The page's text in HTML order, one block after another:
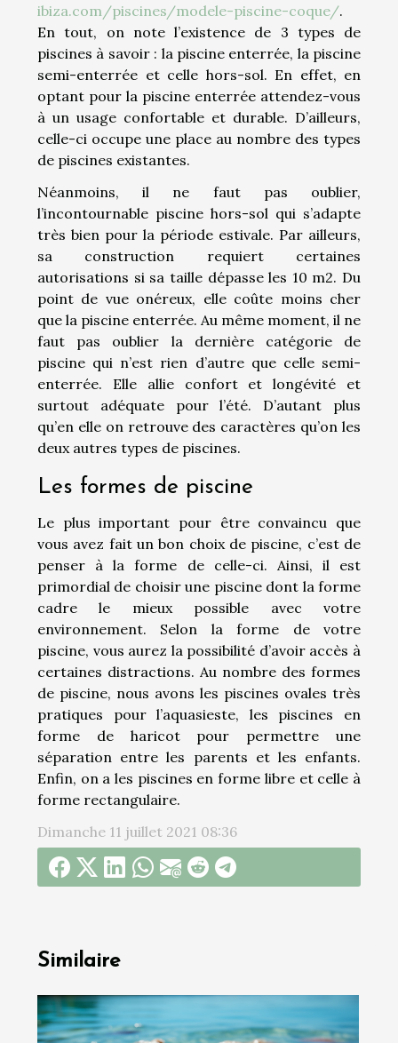
ibiza.com/piscines/modele-piscine-coque/.
En tout, on note l’existence de 3 types de
piscines à savoir : la piscine enterrée, la piscine
semi-enterrée et celle hors-sol. En effet, en
optant pour la piscine enterrée attendez-vous
à un usage confortable et durable. D’ailleurs,
celle-ci occupe une place au nombre des types
de piscines existantes.
Néanmoins, il ne faut pas oublier,
l’incontournable piscine hors-sol qui s’adapte
très bien pour la période estivale. Par ailleurs,
sa construction requiert certaines
autorisations si sa taille dépasse les 10 m2. Du
point de vue onéreux, elle coûte moins cher
que la piscine enterrée. Au même moment, il ne
faut pas oublier la dernière catégorie de
piscine qui n’est rien d’autre que celle semi-
enterrée. Elle allie confort et longévité et
surtout adéquate pour l’été. D’autant plus
qu’en elle on retrouve des caractères qu’on les
deux autres types de piscines.
Les formes de piscine
Le plus important pour être convaincu que
vous avez fait un bon choix de piscine, c’est de
penser à la forme de celle-ci. Ainsi, il est
primordial de choisir une piscine dont la forme
cadre le mieux possible avec votre
environnement. Selon la forme de votre
piscine, vous aurez la possibilité d’avoir accès à
certaines distractions. Au nombre des formes
de piscine, nous avons les piscines ovales très
pratiques pour l’aquasieste, les piscines en
forme de haricot pour permettre une
séparation entre les parents et les enfants.
Enfin, on a les piscines en forme libre et celle à
forme rectangulaire.
Dimanche 11 juillet 2021 08:36
Similaire